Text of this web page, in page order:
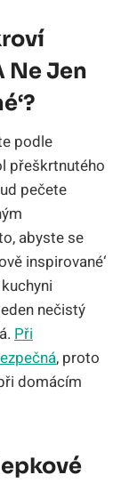
Ne Jen
podle
přeškrtnutého
pečete
abyste se
inspirované‘
nečistý
Při
, proto
domácím